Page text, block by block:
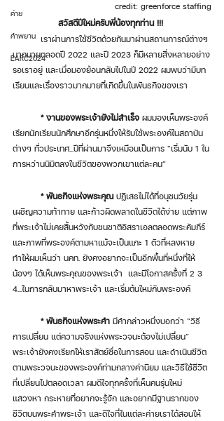
ค่าย
คำพยาน
EARC2024
credit: greenforce staffing
สวัสดีปีใหม่ครับพี่น้องทุกท่าน !!!
	เราผ่านการใช้ชีวิตด้วยกันมาผ่านสถานการณ์ต่างๆ
มากมายตลอดปี 2022 และปี 2023 ก็มีหลายสิ่งหลายอย่าง
รอเราอยู่ และเมื่อมองย้อนกลับไปในปี 2022 ผมพบว่ามีบท
เรียนและเรื่องราวมากมายที่เกิดขึ้นในพันธกิจของเรา
* งานของพระเจ้ายังไม่สำเร็จ ผมมองเห็นพระองค์
เรียกนักเรียนนักศึกษาอีกรุ่นหนึ่งให้รับใช้พระองค์ในสถาบัน
ต่างๆ ทั่วประเทศ...ปีที่ผ่านมาจึงเหมือนเป็นการ “เริ่มนับ 1 ใน
การหว่านนิมิตลงในชีวิตของพวกเขาแต่ละคน”
* พันธกิจแห่งพระคุณ ปฏิเสธไม่ได้ที่อนุชนวัยรุ่น
เผชิญความท้าทาย และก้าวผิดพลาดในชีวิตได้ง่าย แต่ภาพ
ที่พระเจ้าไม่เคยสิ้นหวังกับชนชาติอิสราเอลตลอดพระคัมภีร์
และภาพที่พระองค์ตามหาแม้จะเป็นแกะ 1 ตัวที่หลงหาย
ทำให้ผมเห็นว่า นคท. ยังคงอยากจะเป็นอีกพื้นที่หนึ่งที่ให้
น้องๆ ได้เห็นพระคุณของพระเจ้า  และมีโอกาสครั้งที่ 2 3
4...ในการกลับมาหาพระเจ้า และเริ่มต้นใหม่กับพระองค์
* พันธกิจแห่งพระคำ มีคำกล่าวหนึ่งบอกว่า “วิธี
การเปลี่ยน แต่ความจริงแห่งพระวจนะต้องไม่เปลี่ยน”
พระเจ้ายังคงเรียกให้เราสัตย์ซื่อในการสอน และดำเนินชีวิต
ตามพระวจนะของพระองค์ท่ามกลางค่านิยม และวิธีใช้ชีวิต
ที่เปลี่ยนไปตลอดเวลา ผมดีใจทุกครั้งที่เห็นคนรุ่นใหม่
แสวงหา กระหายที่อยากจะรู้จัก และอยากมีฐานรากของ
ชีวิตบนพระคำพระเจ้า และดีใจที่ในแต่ละค่ายเราได้สอนให้